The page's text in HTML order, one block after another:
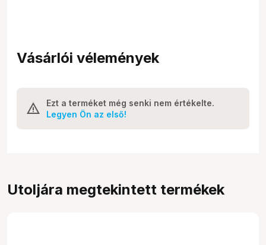
Vásárlói vélemények
Ezt a terméket még senki nem értékelte.
Legyen Ön az első!
Utoljára megtekintett termékek